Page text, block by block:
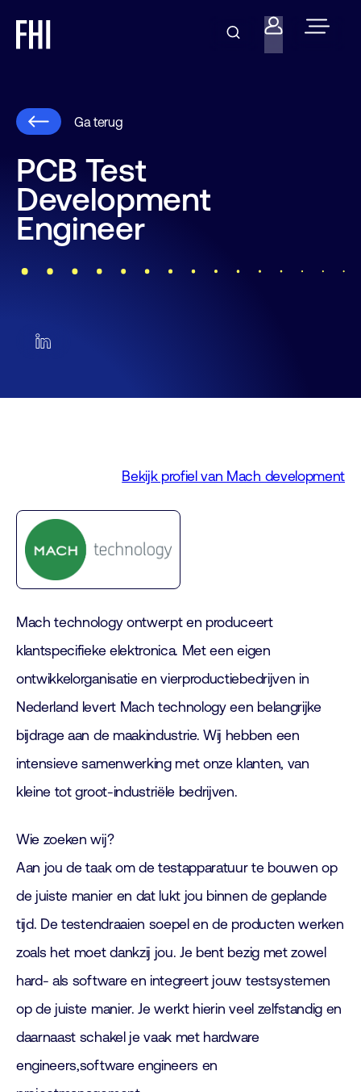
Ga terug
PCB Test
Development
Engineer
Bekijk profiel van Mach development
Mach technology ontwerpt en produceert
klantspecifieke elektronica. Met een eigen
ontwikkelorganisatie en vierproductiebedrijven in
Nederland levert Mach technology een belangrijke
bijdrage aan de maakindustrie. Wij hebben een
intensieve samenwerking met onze klanten, van
kleine tot groot-industriële bedrijven.
Wie zoeken wij?
Aan jou de taak om de testapparatuur te bouwen op
de juiste manier en dat lukt jou binnen de geplande
tijd. De testendraaien soepel en de producten werken
zoals het moet dankzij jou. Je bent bezig met zowel
hard- als software en integreert jouw testsystemen
op de juiste manier. Je werkt hierin veel zelfstandig en
daarnaast schakel je vaak met hardware
engineers,software engineers en